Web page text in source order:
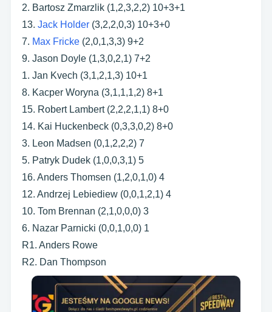
2. Bartosz Zmarzlik (1,2,3,2,2) 10+3+1
13. Jack Holder (3,2,2,0,3) 10+3+0
7. Max Fricke (2,0,1,3,3) 9+2
9. Jason Doyle (1,3,0,2,1) 7+2
1. Jan Kvech (3,1,2,1,3) 10+1
8. Kacper Woryna (3,1,1,1,2) 8+1
15. Robert Lambert (2,2,2,1,1) 8+0
14. Kai Huckenbeck (0,3,3,0,2) 8+0
3. Leon Madsen (0,1,2,2,2) 7
5. Patryk Dudek (1,0,0,3,1) 5
16. Anders Thomsen (1,2,0,1,0) 4
12. Andrzej Lebiediew (0,0,1,2,1) 4
10. Tom Brennan (2,1,0,0,0) 3
6. Nazar Parnicki (0,0,1,0,0) 1
R1. Anders Rowe
R2. Dan Thompson